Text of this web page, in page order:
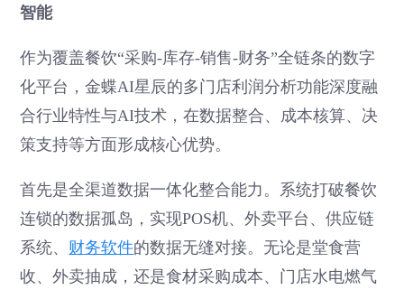
智能
作为覆盖餐饮“采购-库存-销售-财务”全链条的数字
化平台，金蝶AI星辰的多门店利润分析功能深度融
合行业特性与AI技术，在数据整合、成本核算、决
策支持等方面形成核心优势。
首先是全渠道数据一体化整合能力。系统打破餐饮
连锁的数据孤岛，实现POS机、外卖平台、供应链
系统、 财务软件的数据无缝对接。无论是堂食营
收、外卖抽成，还是食材采购成本、门店水电燃气